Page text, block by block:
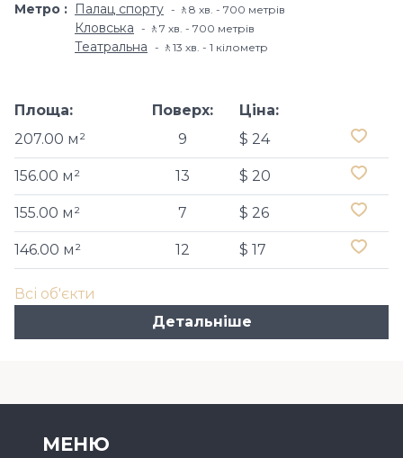
Метро Палац спорту 🚶8 хв. - 700 метрів
Кловська 🚶7 хв. - 700 метрів
Театральна 🚶13 хв. - 1 кілометр
Площа:
207.00 м²
Поверх:
9
Ціна:
$ 24
156.00 м² 13 $ 20
155.00 м² 7 $ 26
146.00 м² 12 $ 17
Всі об'єкти
Детальніше
МЕНЮ